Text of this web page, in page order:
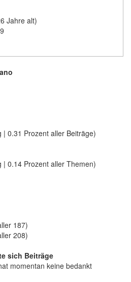
Jahre alt)
0.31 Prozent aller Beiträge)
0.14 Prozent aller Themen)
187)
208)
sich Beiträge
momentan keine bedankt